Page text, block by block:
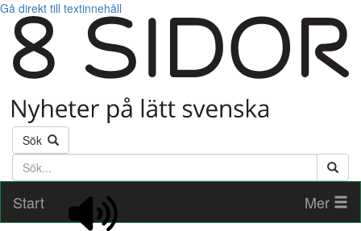
Gå direkt till textinnehåll
Sök
Söktext
Start
Mer